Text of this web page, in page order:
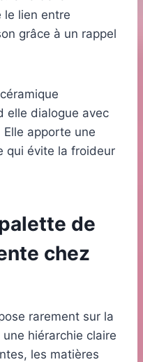
le lien entre
grâce à un rappel
elle dialogue avec
apporte une
qui évite la froideur
de
chez
rarement sur la
hiérarchie claire
les matières